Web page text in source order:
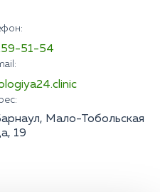
51-54
Мало-Тобольская
19